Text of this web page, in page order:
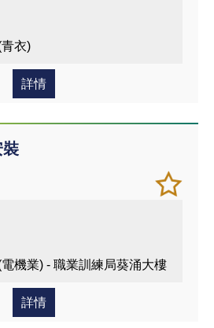
衣)
詳情
裝
加
入/
愛的
儲存
課程
機業) - 職業訓練局葵涌大樓
詳情